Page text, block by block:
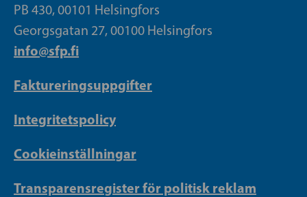
PB 430, 00101 Helsingfors
Georgsgatan 27, 00100 Helsingfors
info@sfp.fi
Faktureringsuppgifter
Integritetspolicy
Cookieinställningar
Transparensregister för politisk reklam